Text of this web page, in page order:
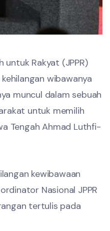
untuk Rakyat (JPPR)
wibawanya
muncul dalam sebuah
untuk memilih
Tengah Ahmad Luthfi-
kewibawaan
Nasional JPPR
tertulis pada